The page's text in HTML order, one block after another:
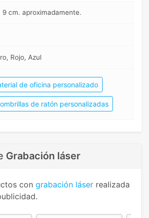
9 cm. aproximadamente.
Rojo, Azul
de oficina personalizado
de ratón personalizadas
Grabación láser
con grabación láser realizada